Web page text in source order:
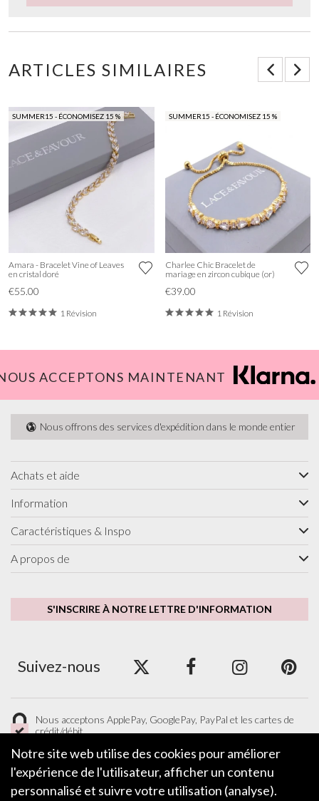
ARTICLES SIMILAIRES
SUMMER15 - ÉCONOMISEZ 15 %
Amara - Bracelet Vine of Leaves
en cristal doré
€55.00
1 Révision
SUMMER15 - ÉCONOMISEZ 15 %
Charlee Chic Bracelet de
mariage en zircon cubique (or)
€39.00
1 Révision
ACCEPTONS MAINTENANT
Nous offrons des services d'expédition dans le monde entier
Achats et aide
Information
Caractéristiques & Inspo
A propos de
S'INSCRIRE À NOTRE LETTRE D'INFORMATION
Suivez-nous
Nous acceptons ApplePay, GooglePay, PayPal et les cartes de
crédit/débit.
LAISSER UN COMMENTAIRE
Notre site web utilise des cookies pour améliorer
l'expérience de l'utilisateur, afficher un contenu
personnalisé et suivre votre utilisation (analyse).